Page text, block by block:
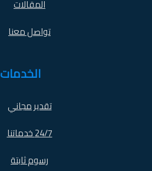
المقالات
تواصل معنا
الخدمات
تقدير مجاني
24/7 خدماتنا
رسوم ثابتة